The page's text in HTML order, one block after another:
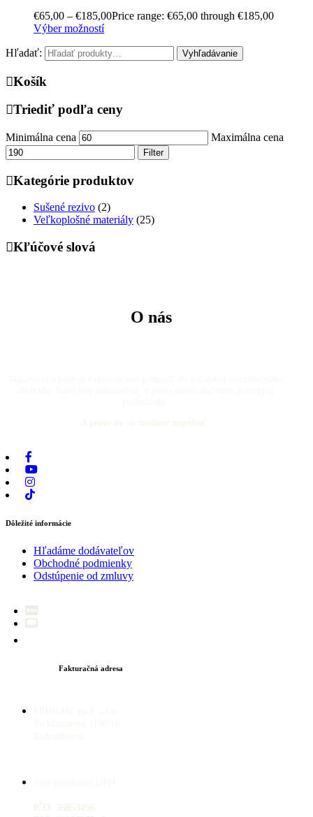
€65,00 – €185,00Price range: €65,00 through €185,00
Výber možností
Hľadať: Vyhľadávanie
Košík
Triediť podľa ceny
Minimálna cena Maximálna cena
Filter
Kategórie produktov
Sušené rezivo (2)
Veľkoplošné materiály (25)
Kľúčové slová
O nás
Dôležité informácie
Hľadáme dodávateľov
Obchodné podmienky
Odstúpenie od zmluvy
Fakturačná adresa
IČO: 36853496